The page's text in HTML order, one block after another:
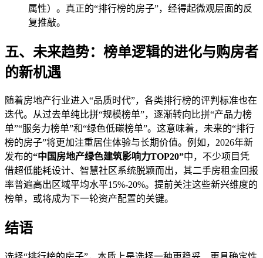
属性）。真正的“排行榜的房子”，经得起微观层面的反
复推敲。
五、未来趋势：榜单逻辑的进化与购房者
的新机遇
随着房地产行业进入“品质时代”，各类排行榜的评判标准也在
迭代。从过去单纯比拼“规模榜单”，逐渐转向比拼“产品力榜
单”“服务力榜单”和“绿色低碳榜单”。这意味着，未来的“排行
榜的房子”将更加注重居住体验与长期价值。例如，2026年新
发布的“中国房地产绿色建筑影响力TOP20”中，不少项目凭
借超低能耗设计、智慧社区系统脱颖而出，其二手房租金回报
率普遍高出区域平均水平15%-20%。提前关注这些新兴维度的
榜单，或将成为下一轮资产配置的关键。
结语